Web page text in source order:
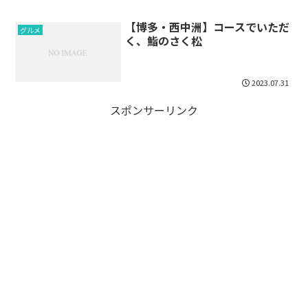
グルメ
【博多・西中洲】コースでいただ
く、鮨のさく松
2023.07.31
スポンサーリンク